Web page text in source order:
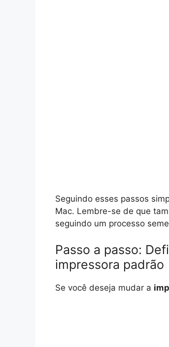
Seguindo esses passos
Mac. Lembre-se de que
seguindo um processo
Passo a passo:
impressora padrão
Se você deseja mudar a